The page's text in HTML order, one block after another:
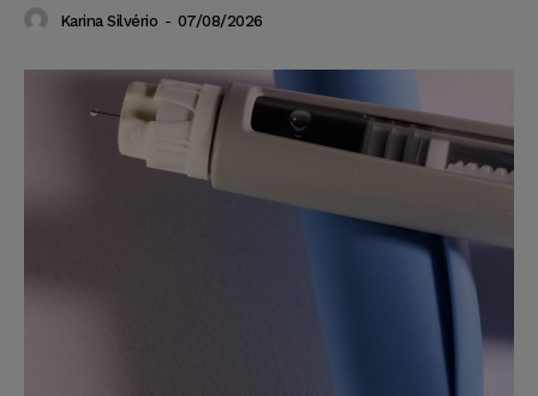
Karina Silvério - 07/08/2026